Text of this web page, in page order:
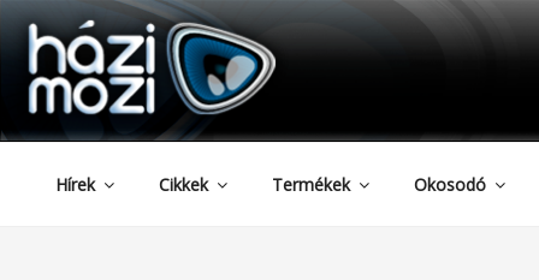
Tartalomhoz
HAZIMOZI
Hírek Cikkek Termékek Okosodó